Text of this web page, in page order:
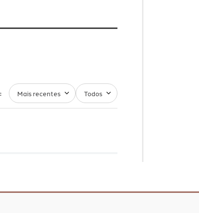
Mais recentes Todos